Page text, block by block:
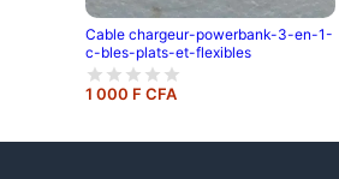
Cable chargeur-powerbank-3-en-1-
c-bles-plats-et-flexibles
1 000 F CFA